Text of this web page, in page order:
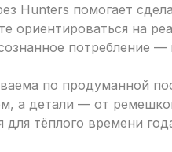
Hunters помогает
ориентироваться на
потребление
по продуманной
а детали — от
для тёплого времени